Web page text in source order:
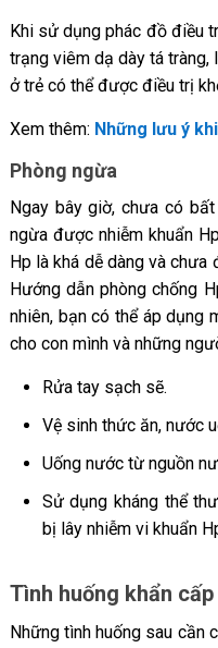
Khi sử dụng phác đồ điều
trạng viêm dạ dày tá
ở trẻ có thể được điều trị
Xem thêm: Những lưu ý
Phòng ngừa
Ngay bây giờ, chưa có
ngừa được nhiễm khuẩn
Hp là khá dễ dàng và
Hướng dẫn phòng chống
nhiên, bạn có thể áp dụng
cho con mình và những
Rửa tay sạch sẽ.
Vệ sinh thức ăn, nước
Uống nước từ nguồn
Sử dụng kháng thể
bị lây nhiễm vi khuẩn
Tình huống khẩn cấp
Những tình huống sau cần